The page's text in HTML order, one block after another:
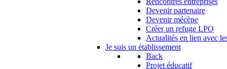
Devenir partenaire
Devenir mécène
Créer un refuge LPO
Actualités en lien avec
Je suis un établissement
Back
Projet éducatif